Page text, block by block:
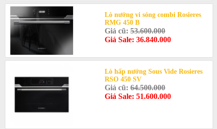
Lò nướng vi sóng combi Rosieres
RMG 450 B
Giá cũ:53.600.000
Giá Sale: 36.840.000
Lò hấp nướng Sous Vide Rosieres
RSO 450 SV
Giá cũ:64.500.000
Giá Sale: 51.600.000